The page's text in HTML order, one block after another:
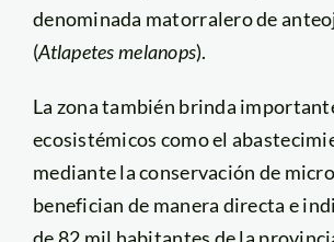
denominada matorralero de
(Atlapetes melanops).
La zona también brinda
ecosistémicos como el
mediante la conservación de
benefician de manera directa e